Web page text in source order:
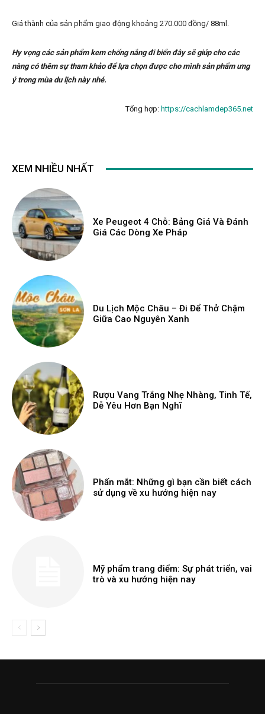
Giá thành của sản phẩm giao động khoảng 270.000 đồng/ 88ml.
Hy vọng các sản phẩm kem chống nắng đi biển đây sẽ giúp cho các
nàng có thêm sự tham khảo để lựa chọn được cho mình sản phẩm ưng
ý trong mùa du lịch này nhé.
Tổng hợp: https://cachlamdep365.net
XEM NHIỀU NHẤT
Xe Peugeot 4 Chỗ: Bảng Giá Và Đánh
Giá Các Dòng Xe Pháp
Du Lịch Mộc Châu – Đi Để Thở Chậm
Giữa Cao Nguyên Xanh
Rượu Vang Trắng Nhẹ Nhàng, Tinh Tế,
Dễ Yêu Hơn Bạn Nghĩ
Phấn mắt: Những gì bạn cần biết cách
sử dụng về xu hướng hiện nay
Mỹ phẩm trang điểm: Sự phát triển, vai
trò và xu hướng hiện nay